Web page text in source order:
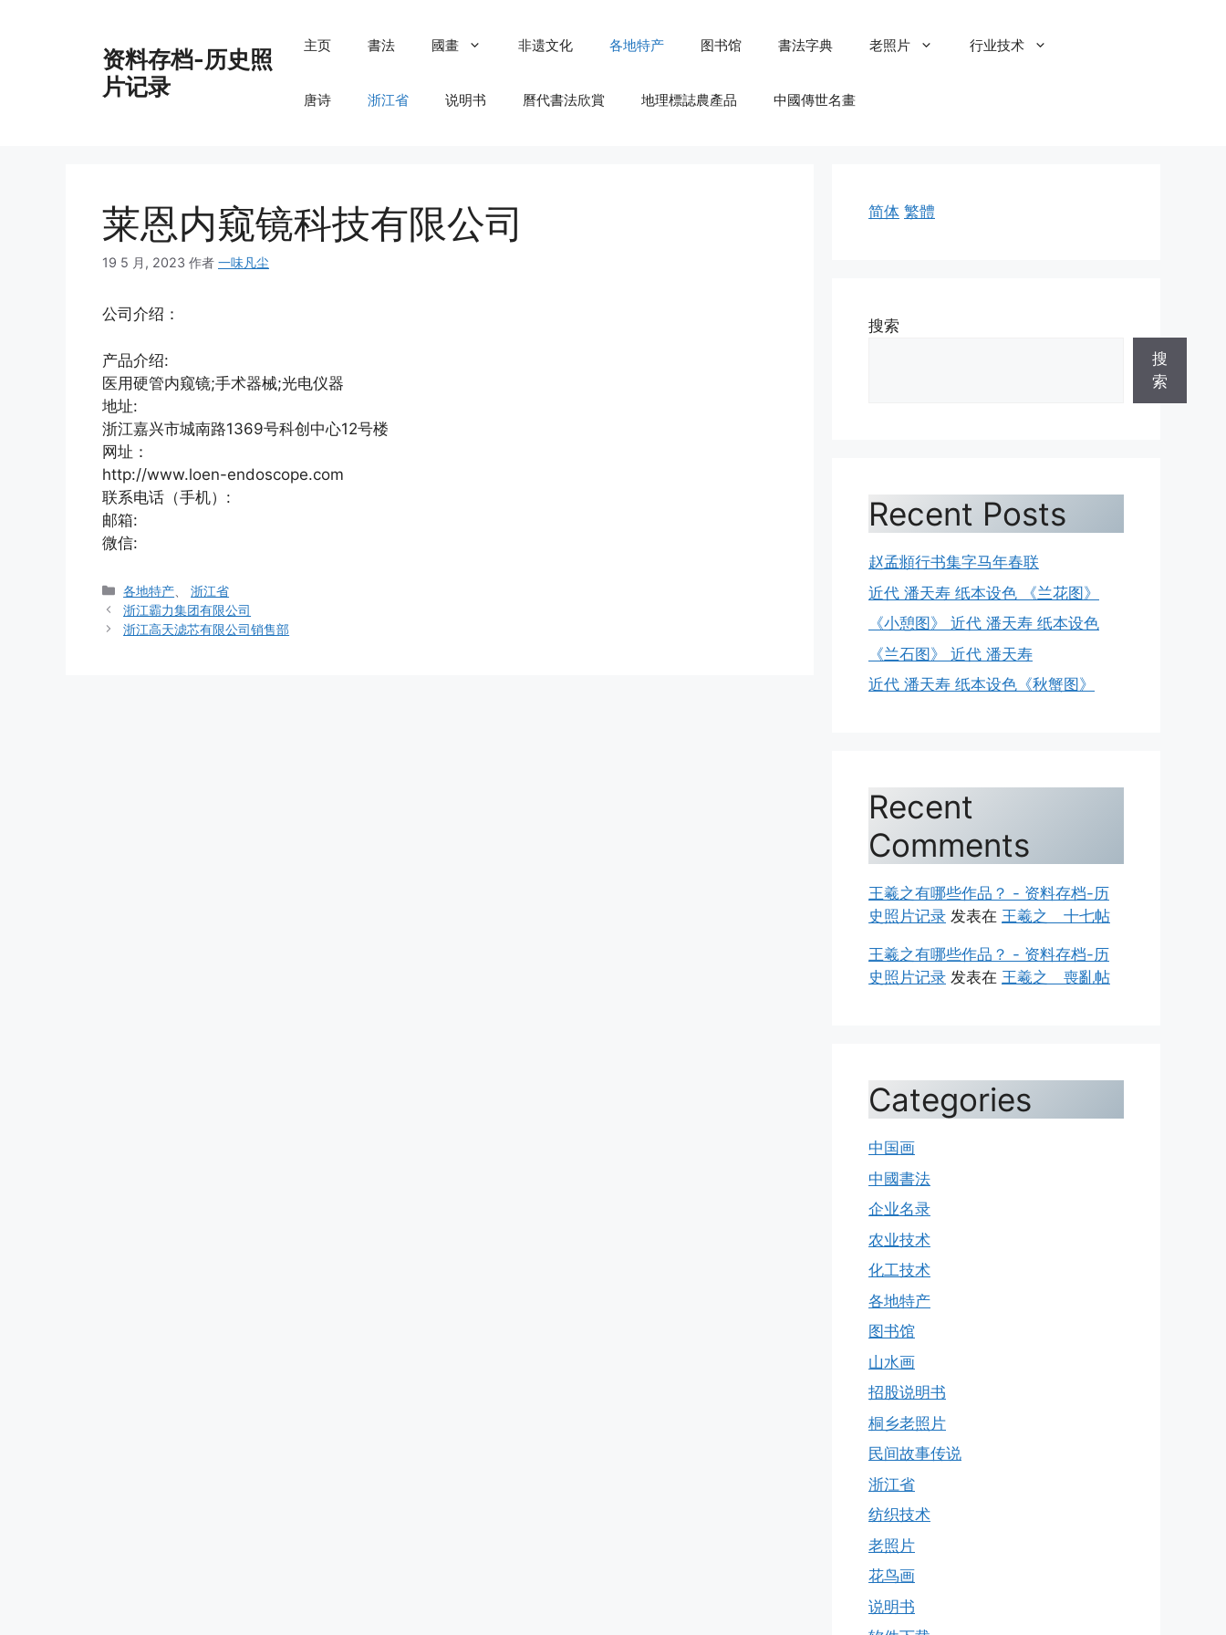
资料存档-历史照
片记录
主页 書法 國畫 非遗文化 各地特产 图书馆 書法字典 老照片 行业技术
唐诗 浙江省 说明书 曆代書法欣賞 地理標誌農產品 中國傳世名畫
莱恩内窥镜科技有限公司
19 5 月, 2023 作者 一味凡尘
公司介绍：
产品介绍:
医用硬管内窥镜;手术器械;光电仪器
地址:
浙江嘉兴市城南路1369号科创中心12号楼
网址：
http://www.loen-endoscope.com
联系电话（手机）:
邮箱:
微信:
分
类
各地特产 、浙江省
浙江霸力集团有限公司
浙江高天滤芯有限公司销售部
简体 繁體
搜索
搜
索
Recent Posts
赵孟頫行书集字马年春联
近代 潘天寿 纸本设色 《兰花图》
《小憩图》 近代 潘天寿 纸本设色
《兰石图》 近代 潘天寿
近代 潘天寿 纸本设色《秋蟹图》
Recent
Comments
王羲之有哪些作品？ - 资料存档-历
史照片记录 发表在 王羲之 十七帖
王羲之有哪些作品？ - 资料存档-历
史照片记录 发表在 王羲之 喪亂帖
Categories
中国画
中國書法
企业名录
农业技术
化工技术
各地特产
图书馆
山水画
招股说明书
桐乡老照片
民间故事传说
浙江省
纺织技术
老照片
花鸟画
说明书